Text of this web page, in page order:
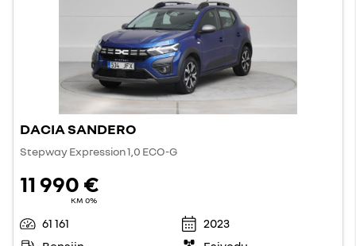
DACIA SANDERO
Stepway Expression 1,0 ECO-G
11 990 €
KM 0%
61 161
2023